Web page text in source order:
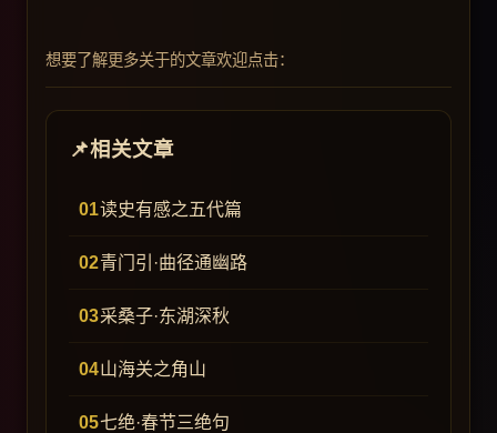
想要了解更多关于的文章欢迎点击：
相关文章
读史有感之五代篇
青门引·曲径通幽路
采桑子·东湖深秋
山海关之角山
七绝·春节三绝句